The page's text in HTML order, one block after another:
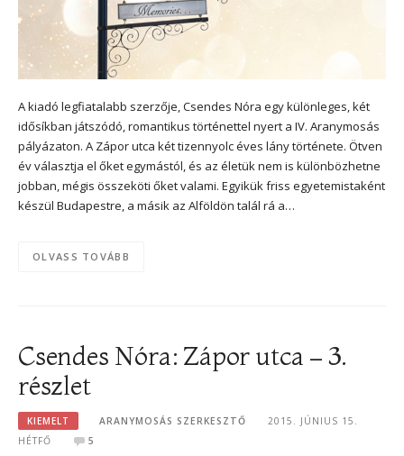
A kiadó legfiatalabb szerzője, Csendes Nóra egy különleges, két
idősíkban játszódó, romantikus történettel nyert a IV. Aranymosás
pályázaton. A Zápor utca két tizennyolc éves lány története. Ötven
év választja el őket egymástól, és az életük nem is különbözhetne
jobban, mégis összeköti őket valami. Egyikük friss egyetemistaként
készül Budapestre, a másik az Alföldön talál rá a…
OLVASS TOVÁBB
Csendes Nóra: Zápor utca – 3.
részlet
KIEMELT ARANYMOSÁS SZERKESZTŐ
2015. JÚNIUS 15.
HÉTFŐ
5